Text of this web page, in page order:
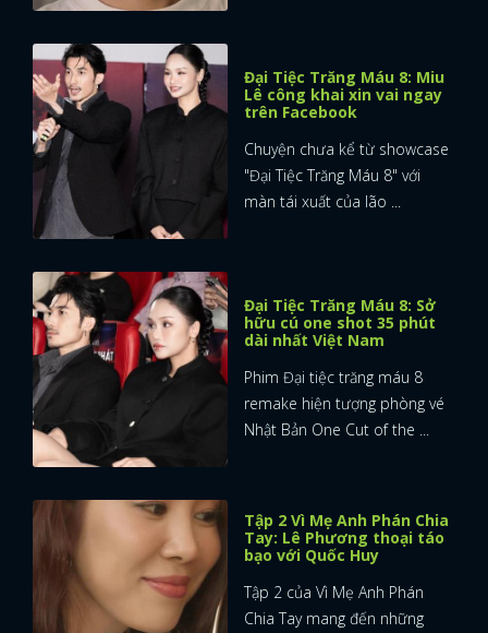
Đại Tiệc Trăng Máu 8: Miu
Lê công khai xin vai ngay
trên Facebook
Chuyện chưa kể từ showcase
"Đại Tiệc Trăng Máu 8" với
màn tái xuất của lão ...
Đại Tiệc Trăng Máu 8: Sở
hữu cú one shot 35 phút
dài nhất Việt Nam
Phim Đại tiệc trăng máu 8
remake hiện tượng phòng vé
Nhật Bản One Cut of the ...
Tập 2 Vì Mẹ Anh Phán Chia
Tay: Lê Phương thoại táo
bạo với Quốc Huy
Tập 2 của Vì Mẹ Anh Phán
Chia Tay mang đến những